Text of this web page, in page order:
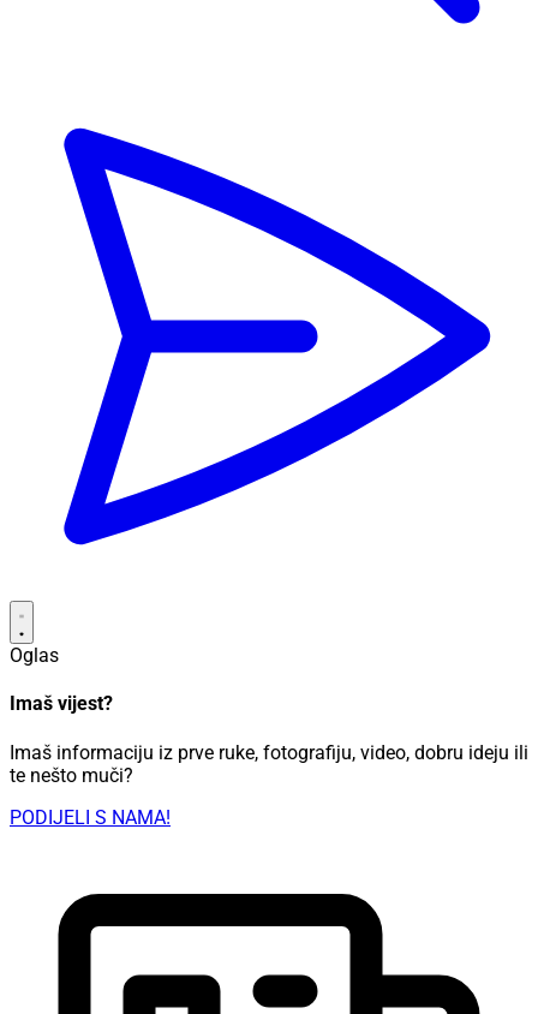
Oglas
Imaš vijest?
Imaš informaciju iz prve ruke, fotografiju, video, dobru ideju ili
te nešto muči?
PODIJELI S NAMA!